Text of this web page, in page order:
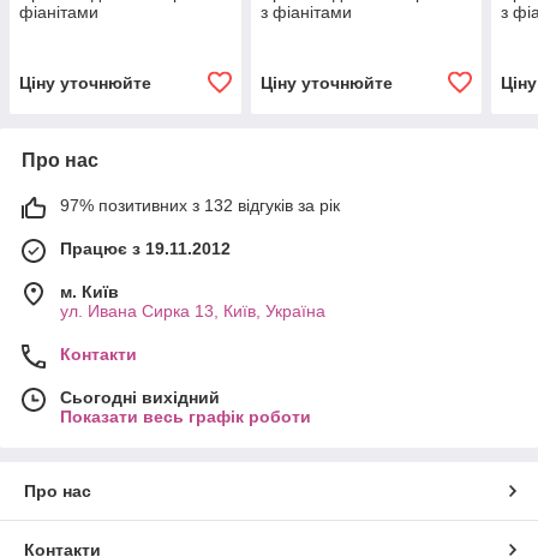
фіанітами
Ціну уточнюйте
з фіанітами
Ціну уточнюйте
з
Про нас
97% позитивних з 132 відгуків за рік
Працює з 19.11.2012
м. Київ
ул. Ивана Сирка 13, Київ, Україна
Контакти
Сьогодні вихідний
Показати весь графік роботи
Про нас
Контакти